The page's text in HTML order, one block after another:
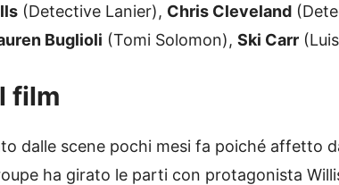
(Detective Lanier), Chris Cleveland
Buglioli (Tomi Solomon), Ski Carr
film
dalle scene pochi mesi fa poiché affetto
ha girato le parti con protagonista